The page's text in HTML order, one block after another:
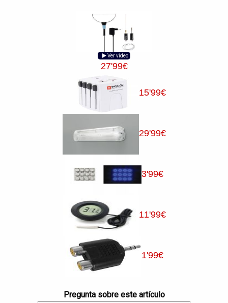
Ver video
27'99€
15'99€
29'99€
3'99€
11'99€
1'99€
Pregunta sobre este artículo